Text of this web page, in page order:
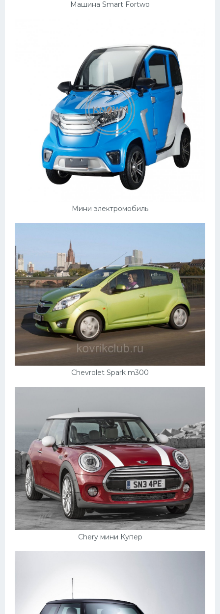
Машина Smart Fortwo
Мини электромобиль
Chevrolet Spark m300
Chery мини Купер